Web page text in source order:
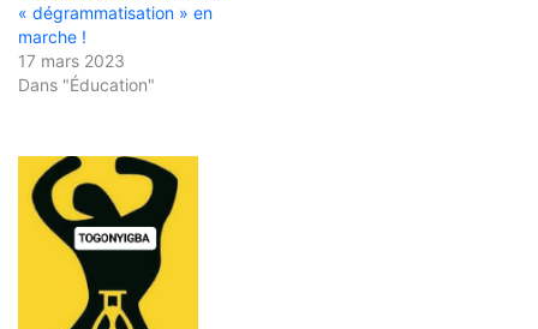
« dégrammatisation » en
marche !
17 mars 2023
Dans "Éducation"